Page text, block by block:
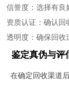
信誉度 ：选择有良
资质认证 ：确认
透明度 ：确保回
鉴定真伪与评
在确定回收渠道